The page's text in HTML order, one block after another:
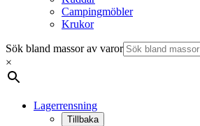
Campingmöbler
Krukor
Sök bland massor av varor
×
Lagerrensning
Tillbaka